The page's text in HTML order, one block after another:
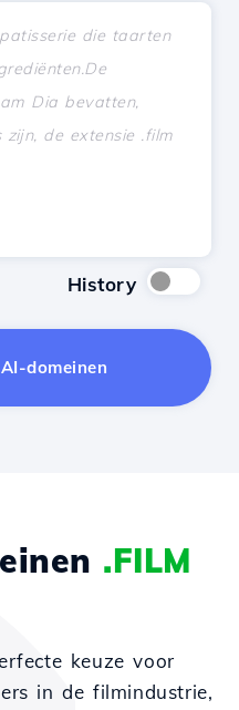
History
domeinen
.FILM
keuze voor
in de filmindustrie,